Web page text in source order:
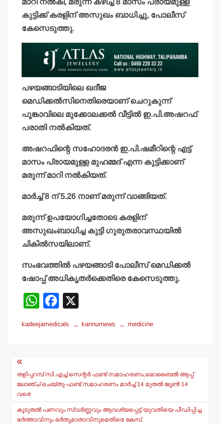
മാറി നല്‍കി, മരുന്ന് കഴിച്ച 8 മാസം പ്രായമുള്ള
കുട്ടിക്ക് കരളിന് അസുഖം ബാധിച്ചു, പോലീസ്
കേസെടുത്തു.
പഴയങ്ങാടിയിലെ ഖദീജ
മെഡിക്കല്‍സിനെതിരെയാണ് ചെറുകുന്ന്
പൂങ്കാവിലെ മുക്കോലക്കല്‍ വീട്ടില്‍ ഇ.പി.അഷറഫ്
പരാതി നല്‍കിയത്.
അഷറഫിന്റെ സഹോദരന്‍ ഇ.പി.ഷമീറിന്റെ എട്ട്
മാസം പ്രായമുള്ള മുഹമ്മദ് എന്ന കുട്ടിക്കാണ്
മരുന്ന് മാറി നല്‍കിയത്.
മാര്‍ച്ച് 8 ന് 5.26 നാണ് മരുന്ന് വാങ്ങിയത്.
മരുന്ന് ഉപയോഗിച്ചതോടെ കരളിന്
അസുഖംബാധിച്ച കുട്ടി ഗുരുതരാവസ്ഥയില്‍
ചികില്‍സയിലാണ്.
സംഭവത്തില്‍ പഴയങ്ങാടി പോലീസ് മെഡിക്കല്‍
ഷോപ്പ് അധികൃതര്‍ക്കെതിരെ കേസെടുത്തു.
W
at
p
F
c
o
k
kadeejamedicals kannurnews medicine
Post
navigation
തളിപ്പറമ്പ് സി.എച്ച് സെന്റര്‍ ഫണ്ട് സമാഹരണം;മൊബൈല്‍ ആപ്പ്
ലോഞ്ച് ചെയ്തു-ഫണ്ട് സമാഹരണം മാര്‍ച്ച് 14 മുതല്‍ ജൂണ്‍ 14
വരെ
കൂടുതല്‍ പണവും സ്വര്‍ണ്ണവും ആവശ്യപ്പെട്ട് യുവതിയെ പീഡിപ്പിച്ച
ഭര്‍ത്താവിനും ഭര്‍തൃമാതാവിനുമെതിരെ കേസ്.